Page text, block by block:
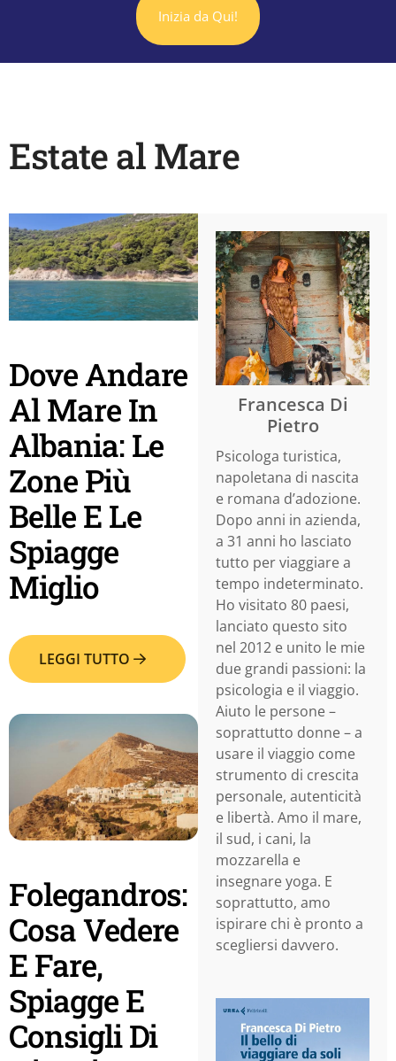
Inizia da Qui!
Estate al Mare
Dove Andare
Al Mare In
Albania: Le
Zone Più
Belle E Le
Spiagge
Miglio
LEGGI TUTTO
Folegandros:
Cosa Vedere
E Fare,
Spiagge E
Consigli Di
Francesca Di
Pietro
Psicologa turistica,
napoletana di nascita
e romana d’adozione.
Dopo anni in azienda,
a 31 anni ho lasciato
tutto per viaggiare a
tempo indeterminato.
Ho visitato 80 paesi,
lanciato questo sito
nel 2012 e unito le mie
due grandi passioni: la
psicologia e il viaggio.
Aiuto le persone –
soprattutto donne – a
usare il viaggio come
strumento di crescita
personale, autenticità
e libertà. Amo il mare,
il sud, i cani, la
mozzarella e
insegnare yoga. E
soprattutto, amo
ispirare chi è pronto a
scegliersi davvero.